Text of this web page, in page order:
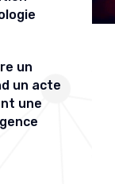
un
un acte
une